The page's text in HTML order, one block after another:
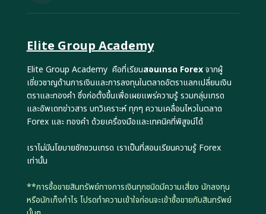
Elite Group Academy
Elite Group Academy คือที่เรียนสอนเทรด Forexจากผู้
เชี่ยวชาญด้านการเงินและการลงทุนในตลาดอัตราแลกเปลี่ยนเงิน
ตราและทองคำ ซึ่งก่อตั้งขึ้นเพื่อเผยแพร่ความรู้ รวมกลุ่มเทรด
และอัพเดทข่าวสาร บทวิเคราะห์ ทุกๆ ความเคลื่อนไหวในตลาด
Forex และ ทองคำ ด้วยเครื่องมือและเทคนิคที่พิสูจน์ได้
เราไม่มีนโยบายชักชวนเทรด เราเป็นที่สอนเรียนความรู้ Forex
เท่านั้น
**การซื้อขายสินทรัพย์ทางการเงินทุกชนิดมีความเสี่ยง นักลงทุน
หรือนักเก็งกำไร โปรดทำความเข้าใจก่อนจะเข้าซื้อขายกับสินทรัพย์